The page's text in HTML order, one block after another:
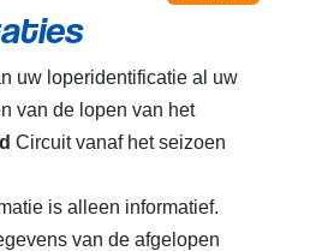
uw loperidentificatie al uw
van de lopen van het
Circuit vanaf het seizoen
is alleen informatief.
van de afgelopen